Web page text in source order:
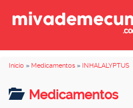
Inicio » Medicamentos » INHALALYPTUS
Medicamentos